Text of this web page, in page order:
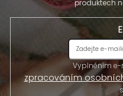
produktech
Vyplněním
zpracováním